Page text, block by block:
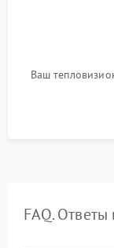
Ваш
FAQ.